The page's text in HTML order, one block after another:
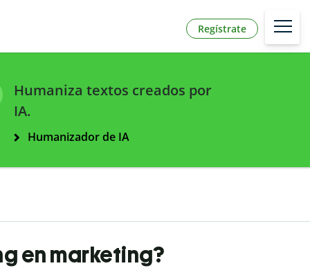
Regístrate
Humaniza textos creados por
IA.
Humanizador de IA
en marketing?